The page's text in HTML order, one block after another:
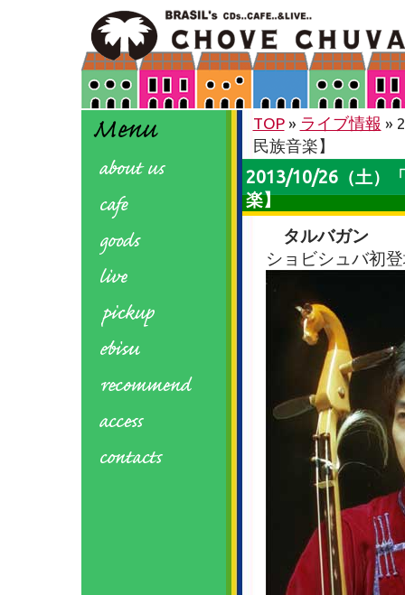
TOP» ライブ情報 »
民族音楽】
2013/10/26（土）
楽】
タルバガン
ショビシュバ初